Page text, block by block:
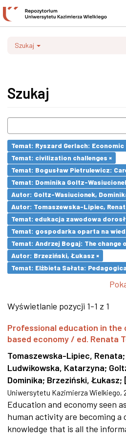
Szukaj
Szukaj
Temat: Ryszard Gerlach:
Temat: civilization challenges ×
Temat: Bogusław Pietrulewicz:
Temat: Dominika Goltz-
Autor: Goltz-Wasiucionek,
Autor: Tomaszewska-Lipiec,
Temat: edukacja zawodowa
Temat: gospodarka oparta na
Temat: Andrzej Bogaj: The
Autor: Brzeziński, Łukasz ×
Temat: Elżbieta Sałata:
Wyświetlanie pozycji 1-1 z 1
Professional education in
based economy / ed. Renata
Tomaszewska-Lipiec, Renata;
Ludwikowska, Katarzyna;
Dominika; Brzeziński, Łukasz;
Uniwersytetu Kazimierza Wielkiego,
Education and economy seen
human activity are becoming a
knowledge that is all the